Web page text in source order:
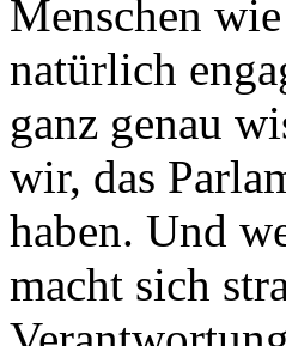
Menschen
natürlich
ganz genau
wir, das
haben. Und
macht sich